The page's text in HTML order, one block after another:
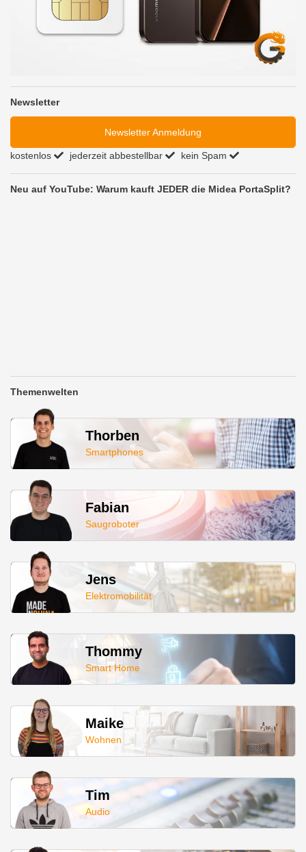
Newsletter
Newsletter Anmeldung
kostenlos jederzeit abbestellbar kein Spam
Neu auf YouTube: Warum kauft JEDER die Midea PortaSplit?
Themenwelten
Thorben
Smartphones
Fabian
Saugroboter
Jens
Elektromobilität
Thommy
Smart Home
Maike
Wohnen
Tim
Audio